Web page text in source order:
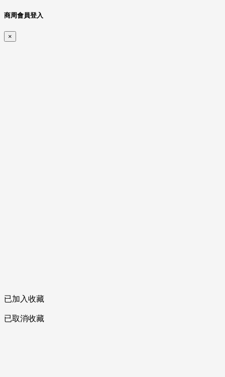
商周會員登入
×
已加入收藏
已取消收藏